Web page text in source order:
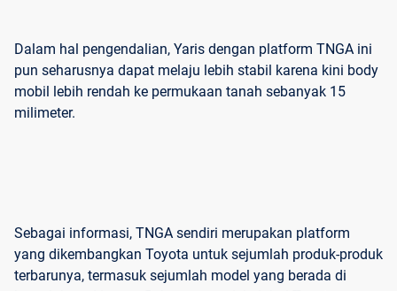
Dalam hal pengendalian, Yaris dengan platform TNGA ini
pun seharusnya dapat melaju lebih stabil karena kini body
mobil lebih rendah ke permukaan tanah sebanyak 15
milimeter.
Sebagai informasi, TNGA sendiri merupakan platform
yang dikembangkan Toyota untuk sejumlah produk-produk
terbarunya, termasuk sejumlah model yang berada di